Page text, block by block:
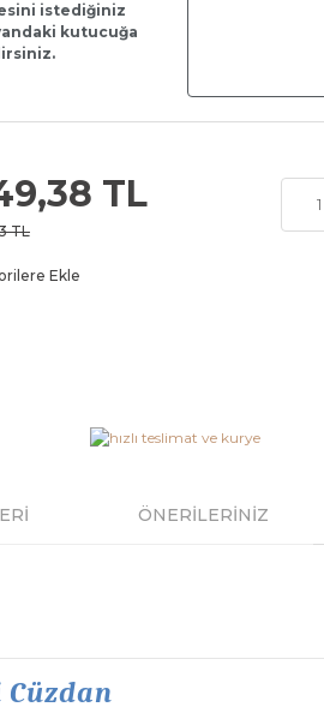
istediğiniz
kutucuğa
TL
TL
ÖNERİLERİNİZ